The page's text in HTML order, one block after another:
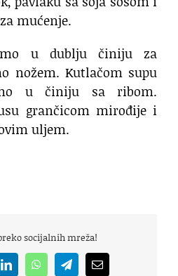
mućenje.
u dublju činiju za
nožem. Kutlačom supu
u činiju sa ribom.
grančicom mirođije i
uljem.
socijalnih mreža!
LinkedInWhatsAppTelegramEmail